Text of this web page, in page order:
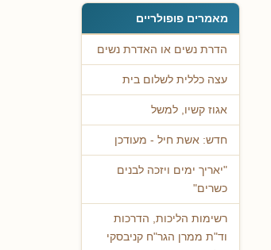
מאמרים פופולריים
הדרת נשים או האדרת נשים
עצה כללית לשלום בית
אגוז קשיו, למשל
חדש: אשת חיל - מעודכן
"יאריך ימים ויזכה לבנים
כשרים"
רשימות הליכות, הדרכות
וד"ת ממרן הגר"ח קניבסקי